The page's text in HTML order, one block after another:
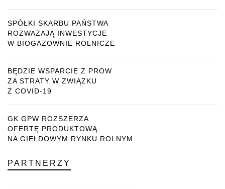
SPÓŁKI SKARBU PAŃSTWA
ROZWAŻAJĄ INWESTYCJE
W BIOGAZOWNIE ROLNICZE
BĘDZIE WSPARCIE Z PROW
ZA STRATY W ZWIĄZKU
Z COVID-19
GK GPW ROZSZERZA
OFERTĘ PRODUKTOWĄ
NA GIEŁDOWYM RYNKU ROLNYM
PARTNERZY